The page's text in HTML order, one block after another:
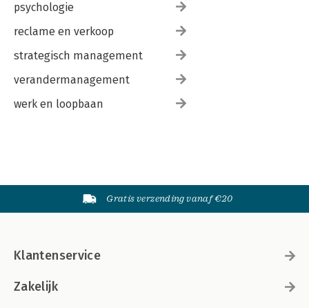
psychologie
reclame en verkoop
strategisch management
verandermanagement
werk en loopbaan
Gratis verzending vanaf €20
Klantenservice
Zakelijk